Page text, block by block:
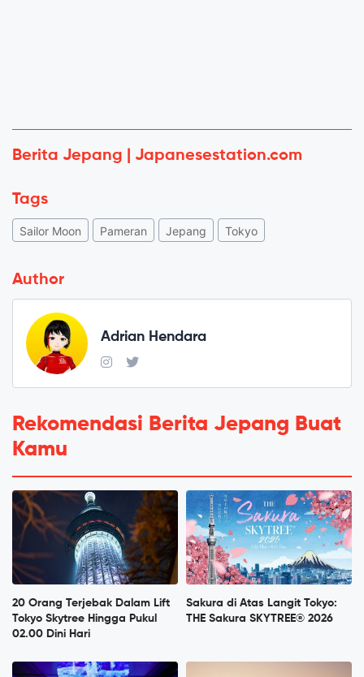
Berita Jepang | Japanesestation.com
Tags
Sailor Moon Pameran Jepang Tokyo
Author
Adrian Hendara
Rekomendasi Berita Jepang Buat
Kamu
20 Orang Terjebak Dalam Lift
Tokyo Skytree Hingga Pukul
02.00 Dini Hari
Sakura di Atas Langit Tokyo:
THE Sakura SKYTREE® 2026